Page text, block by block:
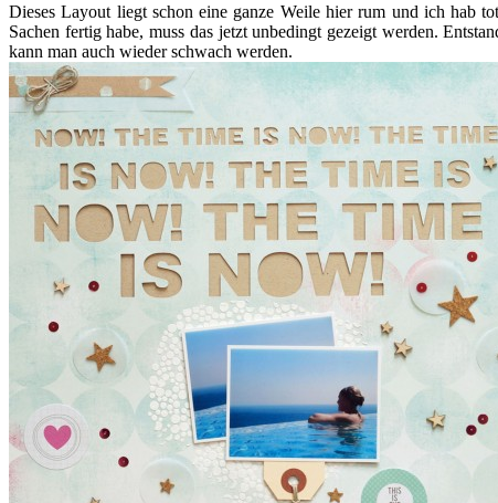
Dieses Layout liegt schon eine ganze Weile hier rum und ich hab
Sachen fertig habe, muss das jetzt unbedingt gezeigt werden.
kann man auch wieder schwach werden.